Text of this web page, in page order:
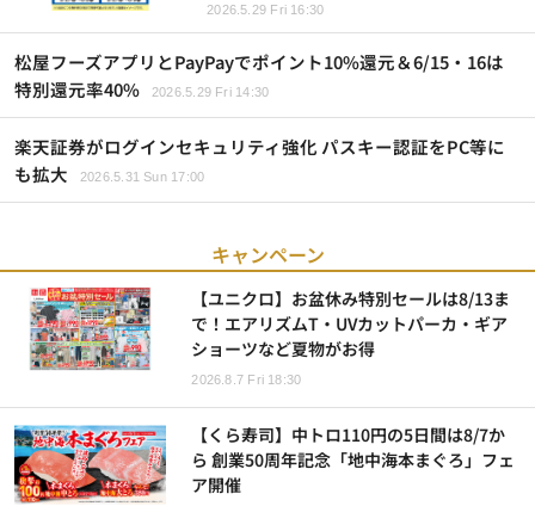
2026.5.29 Fri 16:30
松屋フーズアプリとPayPayでポイント10%還元＆6/15・16は
特別還元率40%
2026.5.29 Fri 14:30
楽天証券がログインセキュリティ強化 パスキー認証をPC等に
も拡大
2026.5.31 Sun 17:00
キャンペーン
【ユニクロ】お盆休み特別セールは8/13ま
で！エアリズムT・UVカットパーカ・ギア
ショーツなど夏物がお得
2026.8.7 Fri 18:30
【くら寿司】中トロ110円の5日間は8/7か
ら 創業50周年記念「地中海本まぐろ」フェ
ア開催